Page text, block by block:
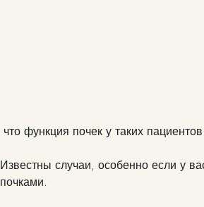
что функция почек у таких
Известны случаи, особенно если у
почками.